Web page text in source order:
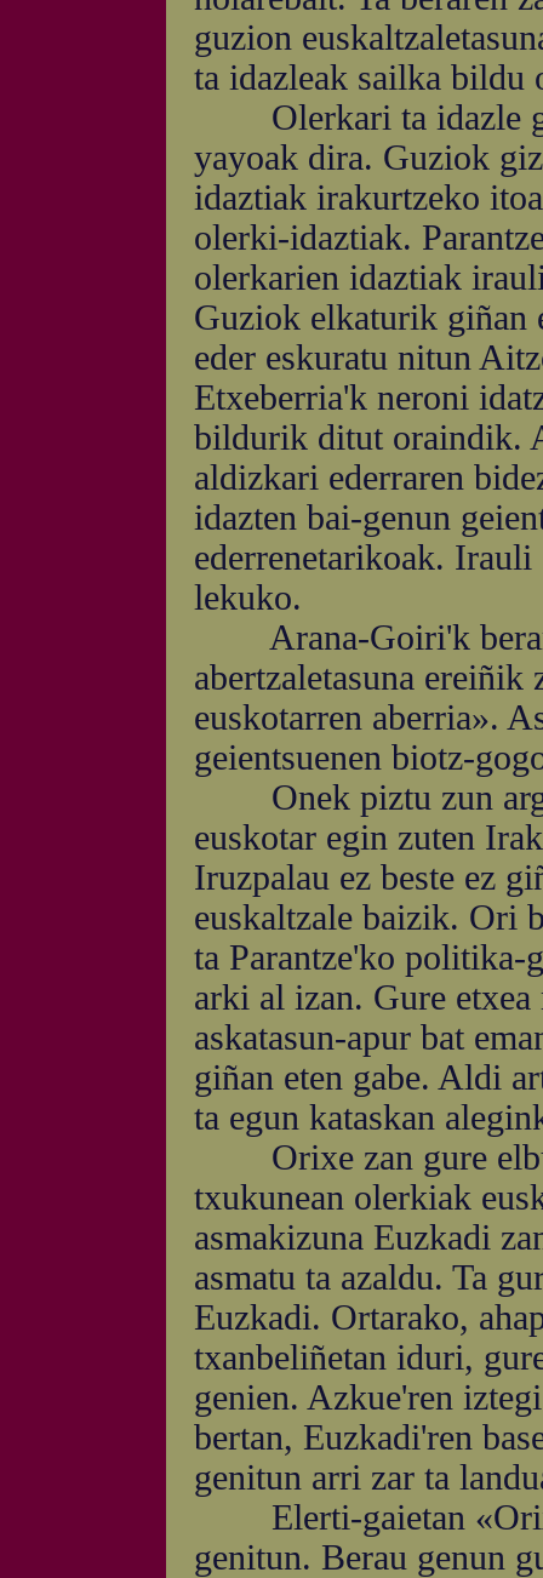
guzion
ta idazleak sailka bildu
Olerkari ta idazle
yayoak dira. Guziok
idaztiak irakurtzeko
olerki-idaztiak.
olerkarien idaztiak
Guziok elkaturik giñan
eder eskuratu nitun
Etxeberria'k neroni
bildurik ditut oraindik.
aldizkari ederraren
idazten bai-genun
ederrenetarikoak.
lekuko.
Arana-Goiri'k
abertzaletasuna
euskotarren aberria».
geientsuenen biotz-
Onek piztu zun argi
euskotar egin zuten
Iruzpalau ez beste ez
euskaltzale baizik. Ori
ta Parantze'ko politika-
arki al izan. Gure
askatasun-apur bat
giñan eten gabe. Aldi
ta egun kataskan
Orixe zan gure
txukunean olerkiak
asmakizuna Euzkadi
asmatu ta azaldu. Ta
Euzkadi. Ortarako,
txanbeliñetan iduri,
genien. Azkue'ren
bertan, Euzkadi'ren
genitun arri zar ta
Elerti-gaietan
genitun. Berau genun